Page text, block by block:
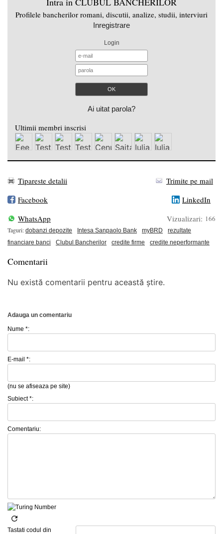
Profilele bancherilor romani, discutii, analize, studii, interviuri
Inregistrare
Login
Ai uitat parola?
Ultimii membri inscrisi
Tipareste detalii
Trimite pe mail
Facebook
LinkedIn
WhatsApp
Vizualizari: 166
Taguri: dobanzi depozite Intesa Sanpaolo Bank myBRD
rezultate
financiare banci
Clubul Bancherilor credite firme credite neperformante
Comentarii
Nu există comentarii pentru această știre.
Adauga un comentariu
Nume *:
E-mail *:
(nu se afiseaza pe site)
Subiect *:
Comentariu:
Tastati codul din